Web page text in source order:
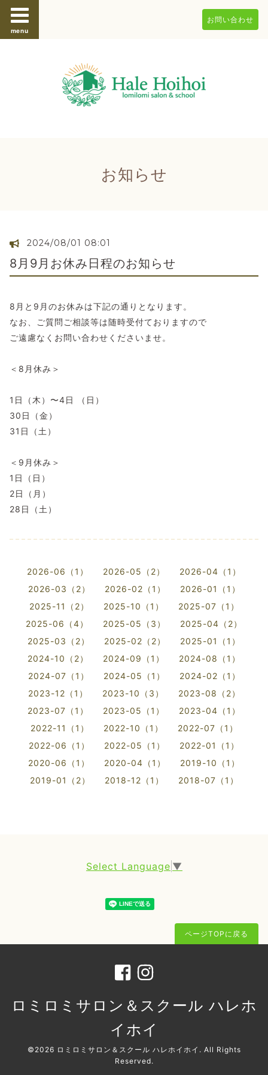
menu
お問い合わせ
お知らせ
2024/08/01 08:01
8月9月お休み日程のお知らせ
8月と9月のお休みは下記の通りとなります。
なお、ご質問ご相談等は随時受付ておりますので
ご遠慮なくお問い合わせくださいませ。
＜8月休み＞
1日（木）〜4日 （日）
30日（金）
31日（土）
＜9月休み＞
1日（日）
2日（月）
28日（土）
2026-06（1） 2026-05（2）
2026-04（1）
2026-03（2）
2026-02（1）
2026-01（1）
2025-11（2）
2025-10（1）
2025-07（1）
2025-06（4）
2025-05（3）
2025-04（2）
2025-03（2）
2025-02（2）
2025-01（1）
2024-10（2）
2024-09（1）
2024-08（1）
2024-07（1）
2024-05（1）
2024-02（1）
2023-12（1）
2023-10（3）
2023-08（2）
2023-07（1）
2023-05（1）
2023-04（1）
2022-11（1）
2022-10（1）
2022-07（1）
2022-06（1）
2022-05（1）
2022-01（1）
2020-06（1）
2020-04（1）
2019-10（1）
2019-01（2）
2018-12（1） 2018-07（1）
Select Language ▼
ページTOPに戻る
ロミロミサロン＆スクール ハレホ
イホイ
©2026 ロミロミサロン＆スクール ハレホイホイ . All Rights
Reserved.